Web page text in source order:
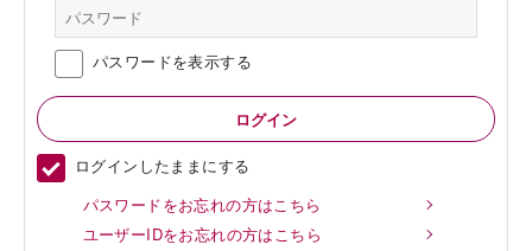
パスワードを表示する
ログインしたままにする
パスワードをお忘れの方はこちら
ユーザーIDをお忘れの方はこちら